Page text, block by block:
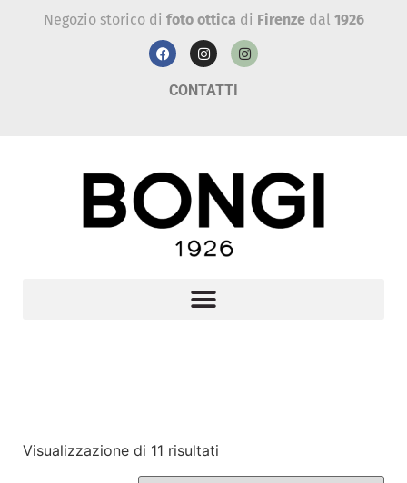
Negozio storico di foto ottica di Firenzedal 1926
CONTATTI
Visualizzazione di 11 risultati